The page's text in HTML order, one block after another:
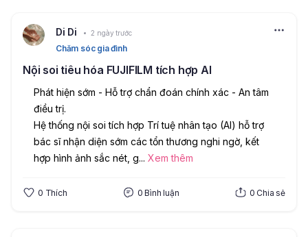
Di Di 2 ngày trước
Chăm sóc gia đình
Nội soi tiêu hóa FUJIFILM tích hợp AI
Phát hiện sớm - Hỗ trợ chẩn đoán chính xác - An tâm
điều trị.
Hệ thống nội soi tích hợp Trí tuệ nhân tạo (AI) hỗ trợ
bác sĩ nhận diện sớm các tổn thương nghi ngờ, kết
hợp hình ảnh sắc nét, g... Xem thêm
0 Thích 0 Bình luận 0 Chia sẻ